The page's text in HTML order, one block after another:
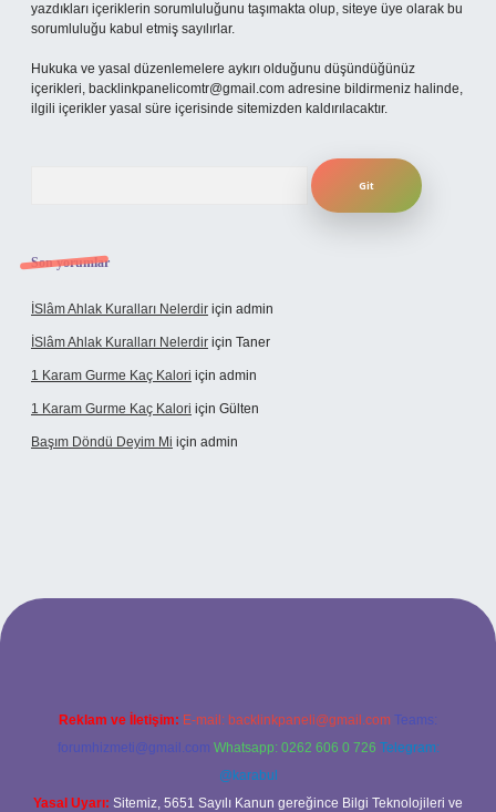
yazdıkları içeriklerin sorumluluğunu taşımakta olup, siteye üye olarak bu
sorumluluğu kabul etmiş sayılırlar.
Hukuka ve yasal düzenlemelere aykırı olduğunu düşündüğünüz
içerikleri, backlinkpanelicomtr@gmail.com adresine bildirmeniz halinde,
ilgili içerikler yasal süre içerisinde sitemizden kaldırılacaktır.
Son yorumlar
İSlâm Ahlak Kuralları Nelerdir için admin
İSlâm Ahlak Kuralları Nelerdir için Taner
1 Karam Gurme Kaç Kalori için admin
1 Karam Gurme Kaç Kalori için Gülten
Başım Döndü Deyim Mi için admin
güncel giriş
Reklam ve İletişim: E-mail: backlinkpaneli@gmail.com Teams:
forumhizmeti@gmail.com Whatsapp: 0262 606 0 726 Telegram:
@karabul
Yasal Uyarı: Sitemiz, 5651 Sayılı Kanun gereğince Bilgi Teknolojileri ve